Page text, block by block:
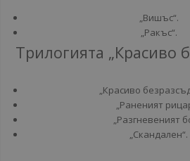
„Вишъс“.
„Ракъс“.
Трилогията „Красиво
„Красиво
„Раненият
„Разгневеният
„Скандален“.